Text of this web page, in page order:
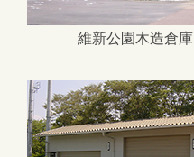
維新公園木造倉庫